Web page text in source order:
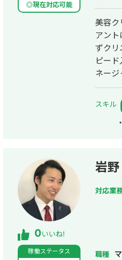
◎現在対応可能
美容ク
アン
ずクリニック
ピー
ネージ
後はフ
して
スキル
0いいね!
稼働ステータス
岩
対応業
職種